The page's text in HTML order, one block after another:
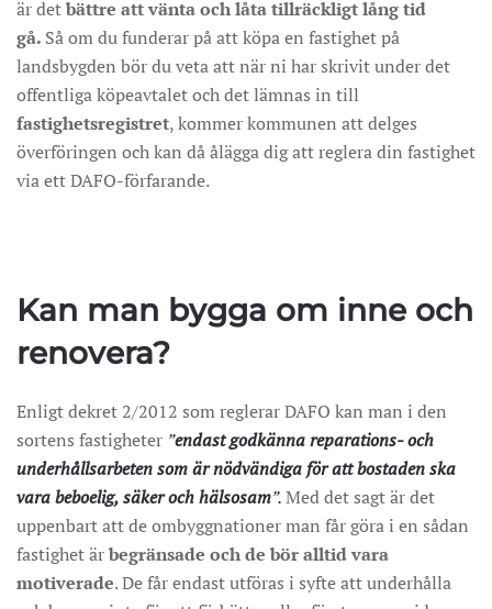
är detbättre att vänta och låta tillräckligt lång tid
gå. Så om du funderar på att köpa en fastighet på
landsbygden bör du veta att när ni har skrivit under det
offentliga köpeavtalet och det lämnas in till
fastighetsregistret, kommer kommunen att delges
överföringen och kan då ålägga dig att reglera din fastighet
via ett DAFO-förfarande.
Kan man bygga om inne och
renovera?
Enligt dekret 2/2012 som reglerar DAFO kan man i den
sortens fastigheter ”endast godkänna reparations- och
underhållsarbeten som är nödvändiga för att bostaden ska
vara beboelig, säker och hälsosam”.Med det sagt är det
uppenbart att de ombyggnationer man får göra i en sådan
fastighet ärbegränsade och de bör alltid vara
motiverade. De får endast utföras i syfte att underhålla